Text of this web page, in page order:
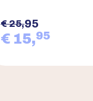
€ 25,95
€ 15,95